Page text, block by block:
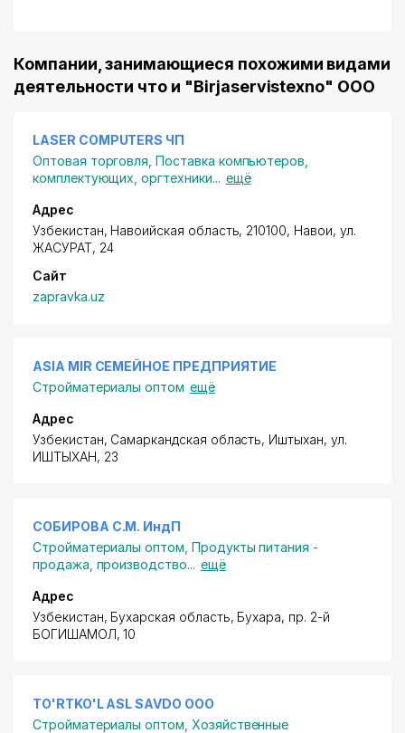
Компании, занимающиеся похожими видами
деятельности что и "Birjaservistexno" ООО
LASER COMPUTERS ЧП
Оптовая торговля ,Поставка компьютеров,
комплектующих, оргтехники... ещё
Адрес
Узбекистан, Навоийская область, 210100, Навои, ул.
ЖАСУРАТ, 24
Сайт
zapravka.uz
ASIA MIR СЕМЕЙНОЕ ПРЕДПРИЯТИЕ
Стройматериалы оптом ещё
Адрес
Узбекистан, Самаркандская область, Иштыхан, ул.
ИШТЫХАН, 23
СОБИРОВА С.М. ИндП
Стройматериалы оптом Продукты питания -
продажа, производство... ещё
Адрес
Узбекистан, Бухарская область, Бухара, пр. 2-й
БОГИШАМОЛ, 10
TO'RTKO'L ASL SAVDO ООО
Стройматериалы оптом Хозяйственные